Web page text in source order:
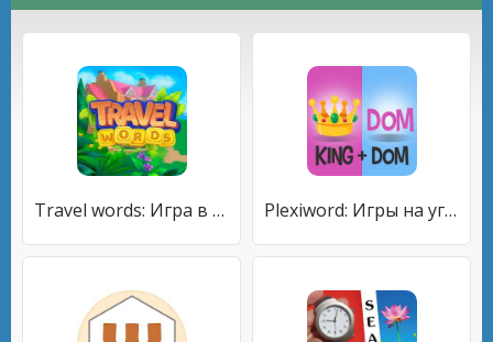
Travel words: Игра в слова Plexiword: Игры на угадывание